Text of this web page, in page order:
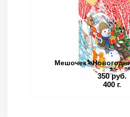
Мешочек
350 руб.
400 г.